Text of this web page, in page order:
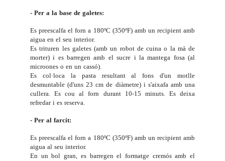
- Per a la base de galetes:
Es preescalfa el forn a 180ºC (350ºF) amb un recipient amb
aigua en el seu interior.
Es trituren les galetes (amb un robot de cuina o la mà de
morter) i es barregen amb el sucre i la mantega fosa (al
microones o en un cassó).
Es col·loca la pasta resultant al fons d'un motlle
desmuntable (d'uns 23 cm de diàmetre) i s'aixafa amb una
cullera. Es cou al forn durant 10-15 minuts. Es deixa
refredar i es reserva.
- Per al farcit:
Es preescalfa el forn a 180ºC (350ºF) amb un recipient amb
aigua al seu interior.
En un bol gran, es barregen el formatge cremós amb el